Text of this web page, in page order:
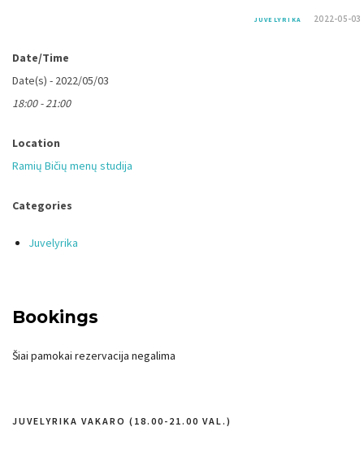
JUVELYRIKA 2022-05-03
Date/Time
Date(s) - 2022/05/03
18:00 - 21:00
Location
Ramių Bičių menų studija
Categories
Juvelyrika
Bookings
Šiai pamokai rezervacija negalima
Navigacija
JUVELYRIKA VAKARO (18.00-21.00 VAL.)